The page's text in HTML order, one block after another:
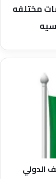
مختلفه
الدولي